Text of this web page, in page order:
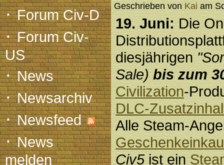
·Forum Civ-D
·Forum Civ-
US
·News
·Newsarchiv
·Newsfeed
·News
melden
Geschrieben von Kai am
19. Juni:Die
diesjährigen
Sale)bis zum
Civilization-
DLC-
Alle Steam-
Civ5ist ein